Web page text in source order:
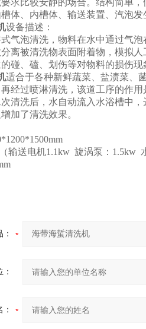
求比较安静的场合。结构简单，
体、内槽体、输送装置、汽泡
设备描述：
气泡清洗，物料在水中通过气
离被清洗物表面附着物，模拟
碰、磕、划伤等对物料的损伤
适合于各种新鲜蔬菜、盐渍菜、
经过喷淋清洗，该道工序的作
清洗后，水自动流入水浴槽中
加了清洗效果。
输送电机1.1kw 旋涡泵：1.5kw
：